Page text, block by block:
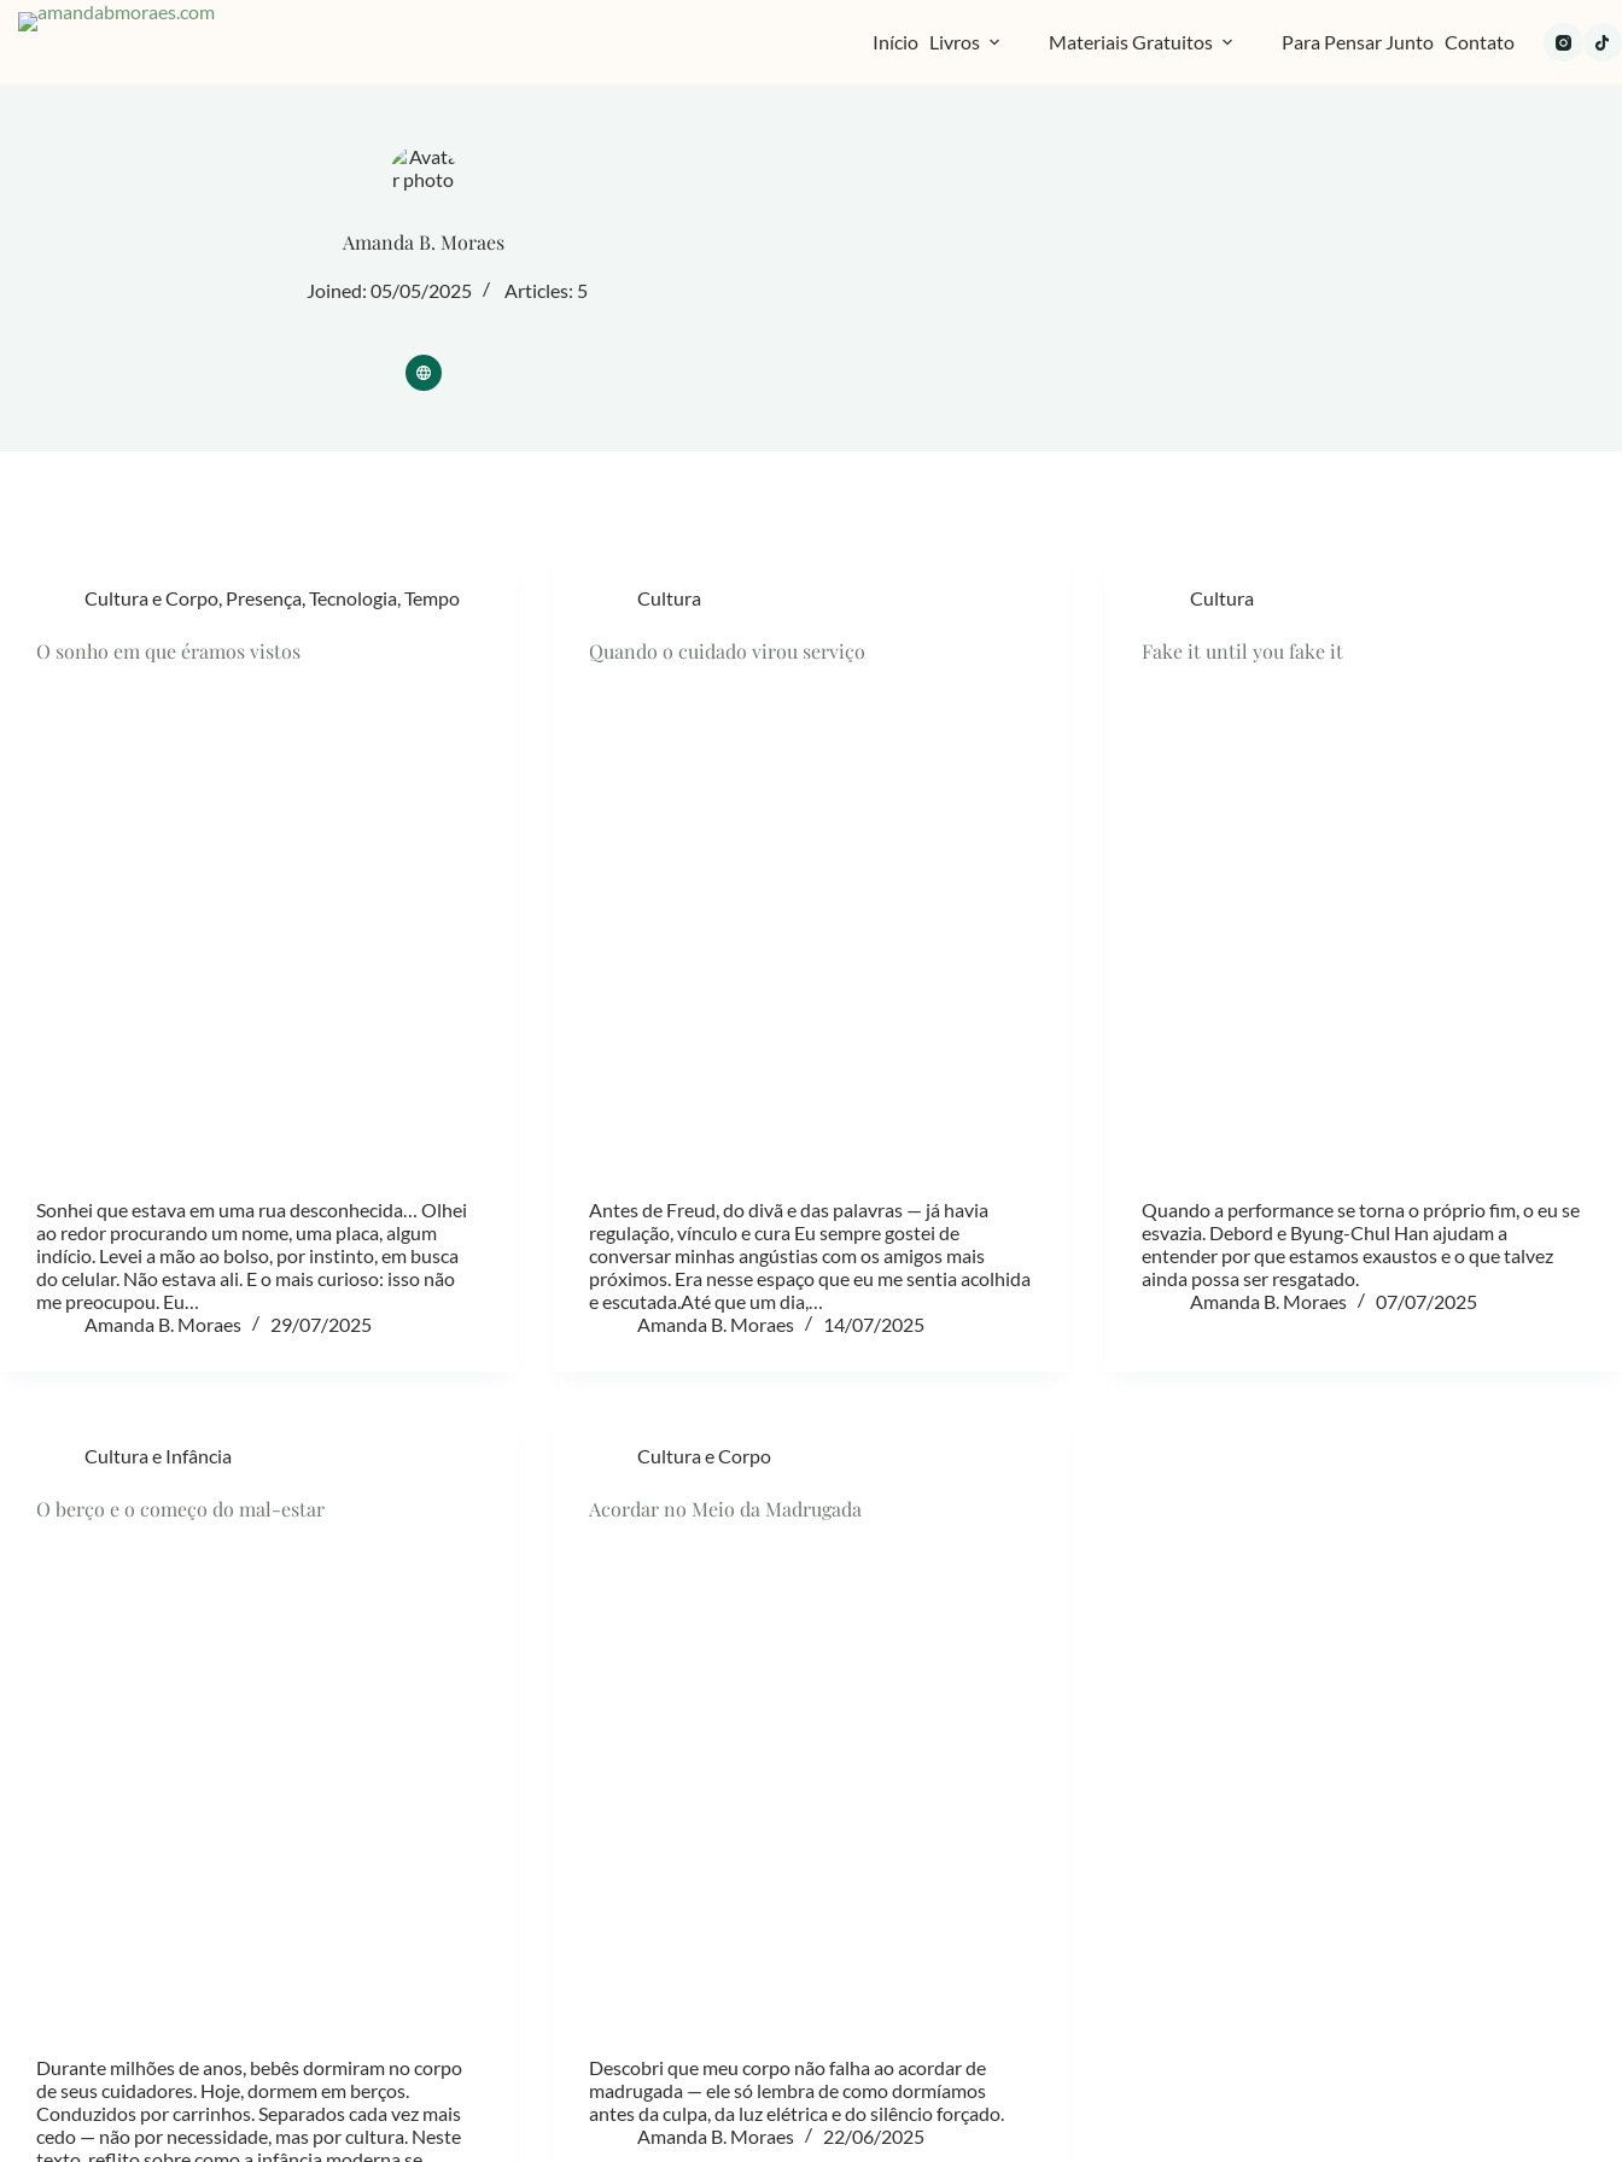
Skip
Início Livros Materiais Gratuitos Para Pensar Junto Contato
Amanda B. Moraes
Joined: 05/05/2025 Articles: 5
Cultura e Corpo, Presença,Tecnologia,Tempo
O sonho em que éramos vistos
Sonhei que estava em uma rua desconhecida… Olhei
ao redor procurando um nome, uma placa, algum
indício. Levei a mão ao bolso, por instinto, em busca
do celular. Não estava ali. E o mais curioso: isso não
me preocupou. Eu…
Amanda B. Moraes
29/07/2025
Cultura
Quando o cuidado virou serviço
Antes de Freud, do divã e das palavras — já havia
regulação, vínculo e cura Eu sempre gostei de
conversar minhas angústias com os amigos mais
próximos. Era nesse espaço que eu me sentia acolhida
e escutada.Até que um dia,…
Amanda B. Moraes
14/07/2025
Cultura
Fake it until you fake it
Quando a performance se torna o próprio fim, o eu se
esvazia. Debord e Byung-Chul Han ajudam a
entender por que estamos exaustos e o que talvez
ainda possa ser resgatado.
Amanda B. Moraes
07/07/2025
Cultura e Infância
O berço e o começo do mal-estar
Durante milhões de anos, bebês dormiram no corpo
de seus cuidadores. Hoje, dormem em berços.
Conduzidos por carrinhos. Separados cada vez mais
cedo — não por necessidade, mas por cultura. Neste
Cultura e Corpo
Acordar no Meio da Madrugada
Descobri que meu corpo não falha ao acordar de
madrugada — ele só lembra de como dormíamos
antes da culpa, da luz elétrica e do silêncio forçado.
Amanda B. Moraes
22/06/2025